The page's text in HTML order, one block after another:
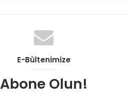
E-Bültenimize
Abone Olun!